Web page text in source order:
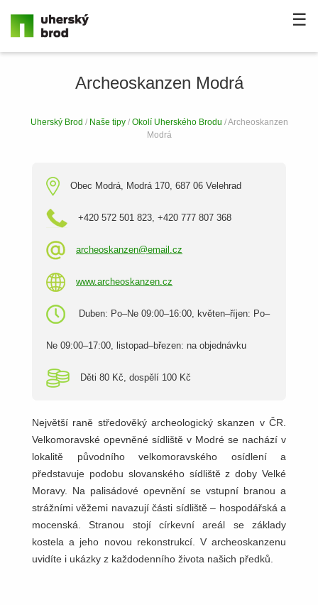
☰
Archeoskanzen Modrá
Uherský Brod / Naše tipy / Okolí Uherského Brodu / Archeoskanzen
Modrá
Obec Modrá, Modrá 170, 687 06 Velehrad
+420 572 501 823, +420 777 807 368
archeoskanzen@email.cz
www.archeoskanzen.cz
Duben: Po–Ne 09:00–16:00, květen–říjen: Po–
Ne 09:00–17:00, listopad–březen: na objednávku
Děti 80 Kč, dospělí 100 Kč
Největší raně středověký archeologický skanzen v ČR.
Velkomoravské opevněné sídliště v Modré se nachází v
lokalitě původního velkomoravského osídlení a
představuje podobu slovanského sídliště z doby Velké
Moravy. Na palisádové opevnění se vstupní branou a
strážními věžemi navazují části sídliště – hospodářská a
mocenská. Stranou stojí církevní areál se základy
kostela a jeho novou rekonstrukcí. V archeoskanzenu
uvidíte i ukázky z každodenního života našich předků.